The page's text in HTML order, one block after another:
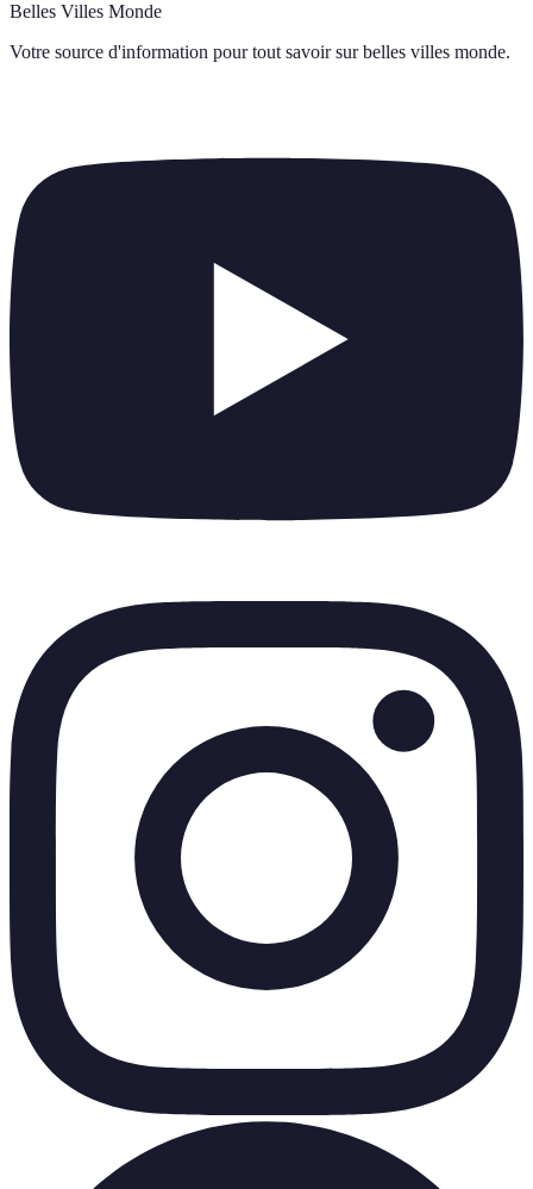
Belles Villes Monde
Votre source d'information pour tout savoir sur belles villes monde.